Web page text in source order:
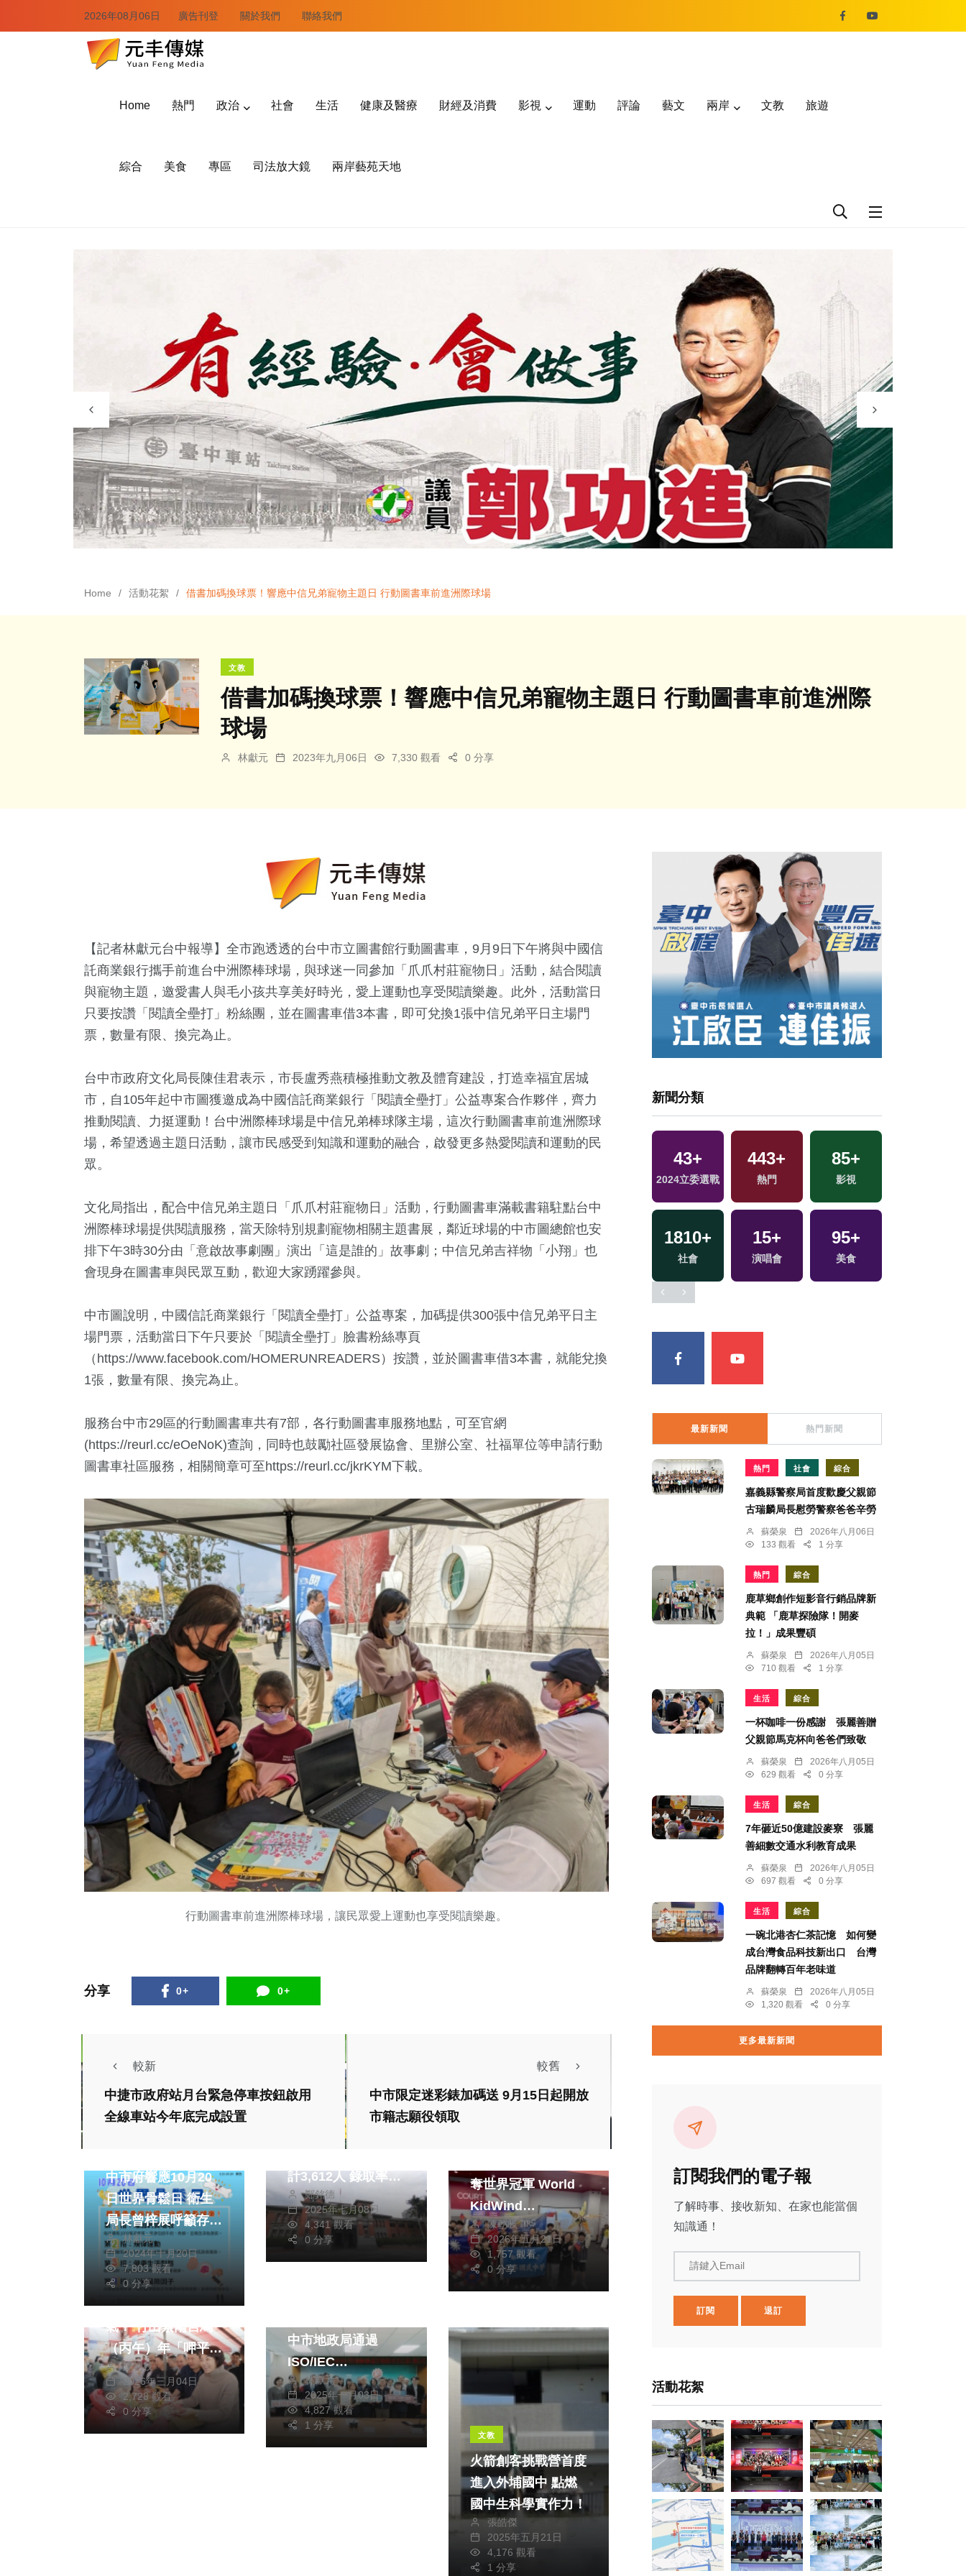
2026年08月06日 廣告刊登 關於我們 聯絡我們
Home 熱門 政治 社會 生活 健康及醫療 財經及消費 影視 運動 評論 藝文 兩岸 文教 旅遊
綜合 美食 專區 司法放大鏡 兩岸藝苑天地
Home 活動花絮 借書加碼換球票！響應中信兄弟寵物主題日 行動圖書車前進洲際球場
文教
借書加碼換球票！響應中信兄弟寵物主題日 行動圖書車前進洲際
球場
林獻元 2023年九月06日 7,330 觀看 0 分享
【記者林獻元台中報導】全市跑透透的台中市立圖書館行動圖書車，9月9日下午將與中國信
託商業銀行攜手前進台中洲際棒球場，與球迷一同參加「爪爪村莊寵物日」活動，結合閱讀
與寵物主題，邀愛書人與毛小孩共享美好時光，愛上運動也享受閱讀樂趣。此外，活動當日
只要按讚「閱讀全壘打」粉絲團，並在圖書車借3本書，即可兌換1張中信兄弟平日主場門
票，數量有限、換完為止。
台中市政府文化局長陳佳君表示，市長盧秀燕積極推動文教及體育建設，打造幸福宜居城
市，自105年起中市圖獲邀成為中國信託商業銀行「閱讀全壘打」公益專案合作夥伴，齊力
推動閱讀、力挺運動！台中洲際棒球場是中信兄弟棒球隊主場，這次行動圖書車前進洲際球
場，希望透過主題日活動，讓市民感受到知識和運動的融合，啟發更多熱愛閱讀和運動的民
眾。
文化局指出，配合中信兄弟主題日「爪爪村莊寵物日」活動，行動圖書車滿載書籍駐點台中
洲際棒球場提供閱讀服務，當天除特別規劃寵物相關主題書展，鄰近球場的中市圖總館也安
排下午3時30分由「意啟故事劇團」演出「這是誰的」故事劇；中信兄弟吉祥物「小翔」也
會現身在圖書車與民眾互動，歡迎大家踴躍參與。
中市圖說明，中國信託商業銀行「閱讀全壘打」公益專案，加碼提供300張中信兄弟平日主
場門票，活動當日下午只要於「閱讀全壘打」臉書粉絲專頁
（https://www.facebook.com/HOMERUNREADERS）按讚，並於圖書車借3本書，就能兌換
1張，數量有限、換完為止。
服務台中市29區的行動圖書車共有7部，各行動圖書車服務地點，可至官網
(https://reurl.cc/eOeNoK)查詢，同時也鼓勵社區發展協會、里辦公室、社福單位等申請行動
圖書車社區服務，相關簡章可至https://reurl.cc/jkrKYM下載。
行動圖書車前進洲際棒球場，讓民眾愛上運動也享受閱讀樂趣。
分享 0+ 0+
較新
中捷市政府站月台緊急停車按鈕啟用
全線車站今年底完成設置
較舊
中市限定迷彩錶加碼送 9月15日起開放
市籍志願役領取
中市府響應10月20
日世界骨鬆日 衛生
局長曾梓展呼籲存
「骨本」從年輕開始
林獻元
2024年十月20日
7,803 觀看
0 分享
竹苗區免試入學分發
計3,612人 錄取率達
99.97%
鄭銘德
2025年七月08日
4,341 觀看
0 分享
奪世界冠軍 World
KidWind
Challenge勇奪2冠1
獎 讓世界看見南投
科技教育實力
陳朝枝
2026年五月21日
1,757 觀看
0 分享
熱門 文教
傳承281年土地公福
氣！ 竹山紫南宮馬
（丙午）年「呷平安
丁酒」盛大登場
陳朝枝
2026年三月04日
2,728 觀看
0 分享
中市地政局通過
ISO/IEC
27001:2022國際驗
證
林獻元
2025年一月03日
4,827 觀看
1 分享
文教
火箭創客挑戰營首度
進入外埔國中 點燃
國中生科學實作力！
張皓傑
2025年五月21日
4,176 觀看
1 分享
新聞分類
+
兩岸道教文化交
927+
綜合
28+
司法放大鏡
5 +
91+
兩岸
23+
評論
221
43+
2024立委選戰
443+
熱門
85+
影視
1810+
社會
15+
演唱會
95+
美食
最新新聞 熱門新聞
熱門 社會 綜合
嘉義縣警察局首度歡慶父親節
古瑞麟局長慰勞警察爸爸辛勞
蘇榮泉
2026年八月06日
133 觀看
1 分享
熱門 綜合
鹿草鄉創作短影音行銷品牌新
典範 「鹿草探險隊！開麥
拉！」成果豐碩
蘇榮泉
2026年八月05日
710 觀看
1 分享
生活 綜合
一杯咖啡一份感謝 張麗善贈
父親節馬克杯向爸爸們致敬
蘇榮泉
2026年八月05日
629 觀看
0 分享
生活 綜合
7年砸近50億建設麥寮 張麗
善細數交通水利教育成果
蘇榮泉
2026年八月05日
697 觀看
0 分享
生活 綜合
一碗北港杏仁茶記憶 如何變
成台灣食品科技新出口 台灣
品牌翻轉百年老味道
蘇榮泉
2026年八月05日
1,320 觀看
0 分享
更多最新新聞
訂閱我們的電子報
了解時事、接收新知、在家也能當個
知識通！
請鍵入Email
訂閱 退訂
活動花絮